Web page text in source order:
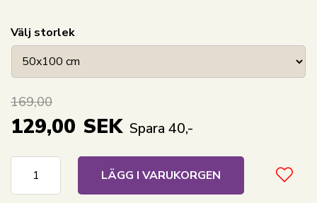
Välj storlek
169,00
129,00 SEK Spara 40,-
LÄGG I VARUKORGEN